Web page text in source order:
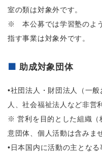
室の類は対象外です。
※ 本公募では学習塾のよ
指す事業は対象外です。
助成対象団体
•社団法人・財団法人（一
人、社会福祉法人など非営
※ 営利を目的とした組織
意団体、個人活動は含みま
•日本国内に活動の主とな